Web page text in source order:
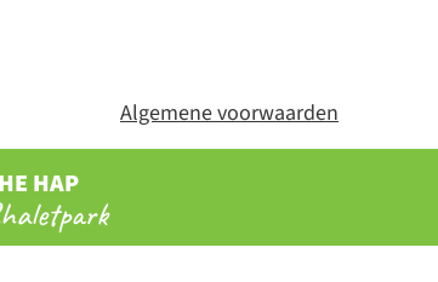
Algemene voorwaarden
HAP